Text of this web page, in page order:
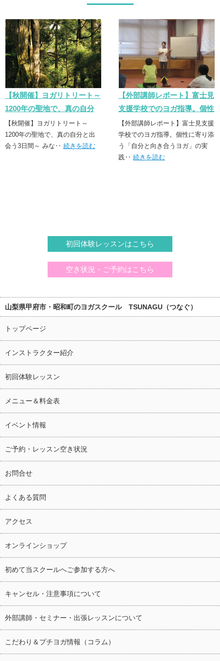
【秋開催】ヨガリトリート～
1200年の聖地で、真の自分
と出会う3日間～
【秋開催】ヨガリトリート～
1200年の聖地で、真の自分と出
会う3日間～ みな‥ 続きを読む
【外部講師レポート】富士見
支援学校でのヨガ指導。個性
に寄り添う「誠実なヨガ」の
実践
【外部講師レポート】富士見支援
学校でのヨガ指導。個性に寄り添
う「自分と向き合うヨガ」の実
践‥続きを読む
初回体験レッスンはこちら
空き状況・ご予約はこちら
山梨県甲府市・昭和町のヨガスクール TSUNAGU（つなぐ）
トップページ
インストラクター紹介
初回体験レッスン
メニュー＆料金表
イベント情報
ご予約・レッスン空き状況
お問合せ
よくある質問
アクセス
オンラインショップ
初めて当スクールへご参加する方へ
キャンセル・注意事項について
外部講師・セミナー・出張レッスンについて
こだわり＆プチヨガ情報（コラム）